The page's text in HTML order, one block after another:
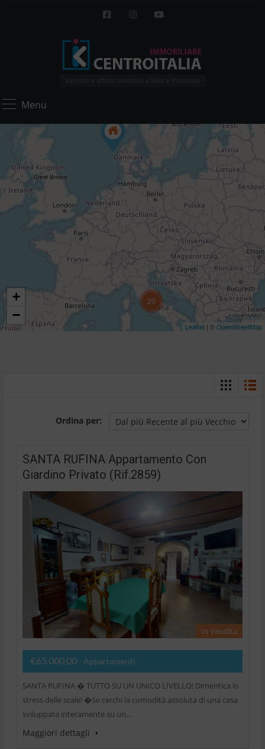
Vendita e affitto immobili a Rieti e Provincia
Menu
20
+
−
Leaflet | ©OpenStreetMap
Ordina per:
SANTA RUFINA Appartamento Con
Giardino Privato (Rif.2859)
In Vendita
€65.000,00 - Appartamenti
SANTA RUFINA � TUTTO SU UN UNICO LIVELLO! Dimentica lo
stress delle scale! �Se cerchi la comodità assoluta di una casa
sviluppata interamente su un…
Maggiori dettagli